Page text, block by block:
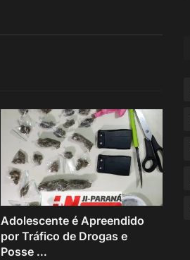
Adolescente é Apreendido
por Tráfico de Drogas e
Posse ...